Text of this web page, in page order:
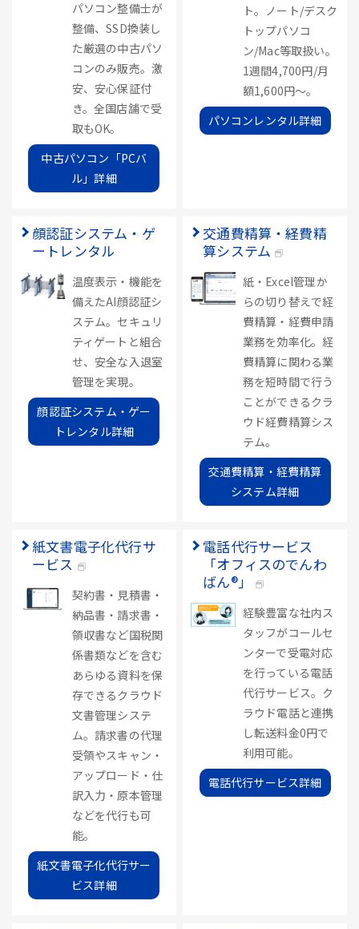
パソコン整備士が
整備、SSD換装し
た厳選の中古パソ
コンのみ販売。激
安、安心保証付
き。全国店舗で受
取もOK。
中古パソコン「PCバ
ル」詳細
ト。ノート/デスク
トップパソコ
ン/Mac等取扱い。
1週間4,700円/月
額1,600円～。
パソコンレンタル詳細
顔認証システム・ゲ
ートレンタル
温度表示・機能を
備えたAI顔認証シ
ステム。セキュリ
ティゲートと組合
せ、安全な入退室
管理を実現。
顔認証システム・ゲー
トレンタル詳細
交通費精算・経費精
算システム
紙・Excel管理か
らの切り替えで経
費精算・経費申請
業務を効率化。経
費精算に関わる業
務を短時間で行う
ことができるクラ
ウド経費精算シス
テム。
交通費精算・経費精算
システム詳細
紙文書電子化代行サ
ービス
契約書・見積書・
納品書・請求書・
領収書など国税関
係書類などを含む
あらゆる資料を保
存できるクラウド
文書管理システ
ム。請求書の代理
受領やスキャン・
アップロード・仕
訳入力・原本管理
などを代行も可
能。
紙文書電子化代行サー
ビス詳細
電話代行サービス
「オフィスのでんわ
ばん®」
経験豊富な社内ス
タッフがコールセ
ンターで受電対応
を行っている電話
代行サービス。ク
ラウド電話と連携
し転送料金0円で
利用可能。
電話代行サービス詳細